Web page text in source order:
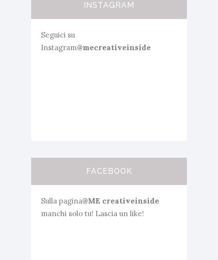
INSTAGRAM
Seguici su
Instagram@mecreativeinside
FACEBOOK
Sulla pagina@ME creativeinside
manchi solo tu! Lascia un like!